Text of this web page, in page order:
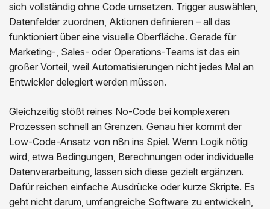
sich vollständig ohne Code umsetzen. Trigger auswählen,
Datenfelder zuordnen, Aktionen definieren – all das
funktioniert über eine visuelle Oberfläche. Gerade für
Marketing-, Sales- oder Operations-Teams ist das ein
großer Vorteil, weil Automatisierungen nicht jedes Mal an
Entwickler delegiert werden müssen.
Gleichzeitig stößt reines No-Code bei komplexeren
Prozessen schnell an Grenzen. Genau hier kommt der
Low-Code-Ansatz von n8n ins Spiel. Wenn Logik nötig
wird, etwa Bedingungen, Berechnungen oder individuelle
Datenverarbeitung, lassen sich diese gezielt ergänzen.
Dafür reichen einfache Ausdrücke oder kurze Skripte. Es
geht nicht darum, umfangreiche Software zu entwickeln,